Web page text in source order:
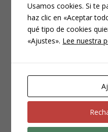
FEB 28, 2024 |PENAL
Fuerzas y Cuerpos de
Fiscalía especializada
Juzgados se centran en
con el objetivo
Usamos cookies. Si te
haz clic en «Aceptar
qué tipo de cookies
«Ajustes». Lee nuestra